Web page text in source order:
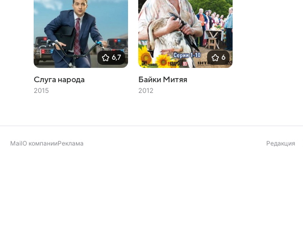
6,7
Слуга народа
2015
6
Байки Митяя
2012
MailО компанииРеклама Редакция